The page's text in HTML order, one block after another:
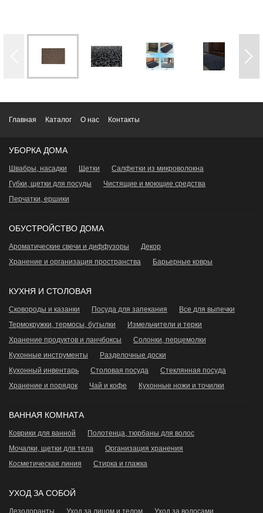
Главная Каталог О нас Контакты
УБОРКА ДОМА
Швабры, насадки Щетки
Салфетки из микроволокна
Губки, щетки для посуды
Чистящие и моющие средства
Перчатки, ершики
ОБУСТРОЙСТВО ДОМА
Ароматические свечи и диффузоры
Декор
Хранение и организация пространства
Барьерные ковры
КУХНЯ И СТОЛОВАЯ
Сковороды и казанки Посуда для запекания
Все для выпечки
Термокружки, термосы, бутылки
Измельчители и терки
Хранение продуктов и ланчбоксы
Сoлонки, перцемолки
Кухонные инструменты
Разделочные доски
Кухонный инвентарь
Столовая посуда
Стеклянная посуда
Хранение и порядок
Чай и кофе Кухонные ножи и точилки
ВАННАЯ КОМНАТА
Коврики для ванной
Полотенца, тюрбаны для волос
Мочалки, щетки для тела
Организация хранения
Косметическая линия
Стирка и глажка
УХОД ЗА СОБОЙ